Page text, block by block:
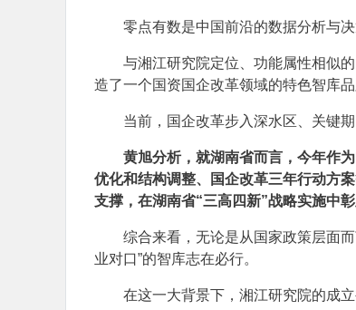
零点有数是中国前沿的数据分析与决
与湘江研究院定位、功能属性相似
造了一个国资国企改革领域的特色智库
当前，国企改革步入深水区、关键
黄旭分析，就湖南省而言，今年作
优化和结构调整、国企改革三年行动方
支撑，在湖南省“三高四新”战略实施中彰
综合来看，无论是从国家政策层面
业对口”的智库志在必行。
在这一大背景下，湘江研究院的成立